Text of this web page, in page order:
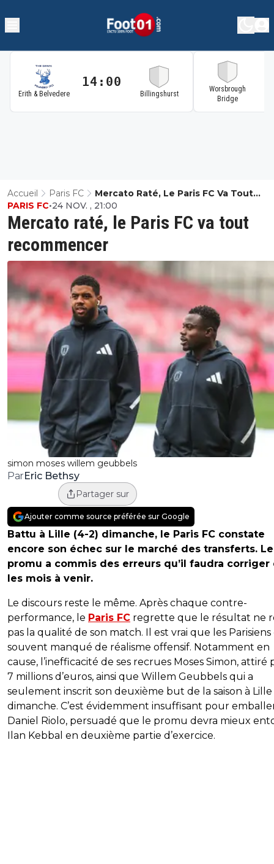
Erith & Belvedere
14:00
Billingshurst
Worsbrough
Bridge
Accueil Paris FC
Mercato Raté, Le Paris FC Va Tout
Recommencer
simon moses willem geubbels
Mercato raté, le Paris FC va tout
recommencer
PARIS FC•24 NOV. , 21:00
ParEric Bethsy
Partager sur
Ajouter comme source préférée sur Google
Battu à Lille (4-2) dimanche, le Paris FC constate
encore son échec sur le marché des transferts. Le
promu a commis des erreurs qu’il faudra corriger
les mois à venir.
Le discours reste le même. Après chaque contre-
performance, le Paris FC regrette que le résultat ne
pas la qualité de son match. Il est vrai que les
souvent manqué de réalisme offensif. Notamment en
cause, l’inefficacité de ses recrues Moses Simon, attiré
7 millions d’euros, ainsi que Willem Geubbels qui a
seulement inscrit son deuxième but de la saison à Lille
dimanche. C’est évidemment insuffisant pour
Daniel Riolo, persuadé que le promu devra mieux
Ilan Kebbal en deuxième partie d’exercice.